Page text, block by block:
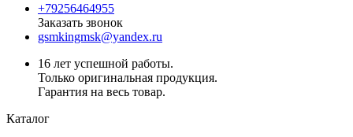
+79256464955
Заказать звонок
gsmkingmsk@yandex.ru
16 лет успешной работы.
Только оригинальная продукция.
Гарантия на весь товар.
Каталог